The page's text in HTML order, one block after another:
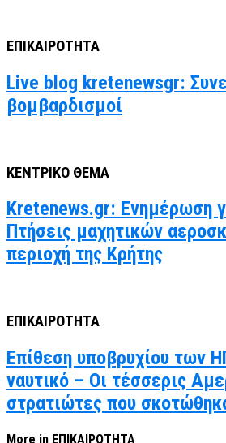
ΕΠΙΚΑΙΡΟΤΗΤΑ
Live blog kretenewsgr:
βομβαρδισμοί
ΚΕΝΤΡΙΚΟ ΘΕΜΑ
Kretenews.gr: Ενημέρωση
Πτήσεις μαχητικών
περιοχή της Κρήτης
ΕΠΙΚΑΙΡΟΤΗΤΑ
Επίθεση υποβρυχίου των
ναυτικό – Οι τέσσερις
στρατιώτες που
More in ΕΠΙΚΑΙΡΟΤΗΤΑ